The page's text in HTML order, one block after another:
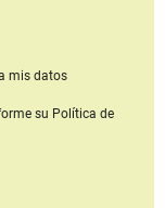
mis datos
su Política de